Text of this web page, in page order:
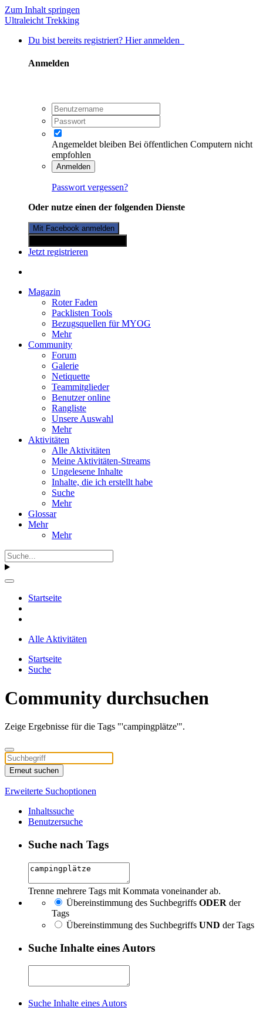
Zum Inhalt springen
Ultraleicht Trekking
Du bist bereits registriert? Hier anmelden
Anmelden
Angemeldet bleiben Bei öffentlichen Computern nicht
empfohlen
Anmelden
Passwort vergessen?
Oder nutze einen der folgenden Dienste
Mit Facebook anmelden
Jetzt registrieren
Magazin
Roter Faden
Packlisten Tools
Bezugsquellen für MYOG
Mehr
Community
Forum
Galerie
Netiquette
Teammitglieder
Benutzer online
Rangliste
Unsere Auswahl
Mehr
Aktivitäten
Alle Aktivitäten
Meine Aktivitäten-Streams
Ungelesene Inhalte
Inhalte, die ich erstellt habe
Suche
Mehr
Glossar
Mehr
Mehr
Startseite
Alle Aktivitäten
Startseite
Suche
Community durchsuchen
Zeige Ergebnisse für die Tags "'campingplätze'".
Erneut suchen
Erweiterte Suchoptionen
Inhaltssuche
Benutzersuche
Suche nach Tags
Trenne mehrere Tags mit Kommata voneinander ab.
Übereinstimmung des Suchbegriffs ODER der
Tags
Übereinstimmung des Suchbegriffs UND der Tags
Suche Inhalte eines Autors
Suche Inhalte eines Autors